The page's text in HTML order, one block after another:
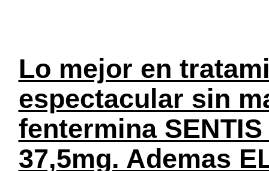
Lo mejor en
espectacular sin
fentermina
37,5mg. Ademas